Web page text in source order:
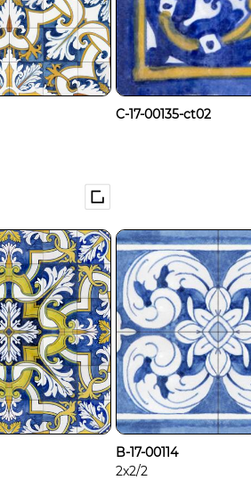
C-17-00135-ct02
B-17-00114
2x2/2